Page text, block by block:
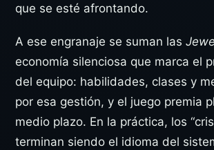
que se esté afrontando.
A ese engranaje se suman las
economía silenciosa que marca el
del equipo: habilidades, clases y
por esa gestión, y el juego premia
medio plazo. En la práctica, los
terminan siendo el idioma del